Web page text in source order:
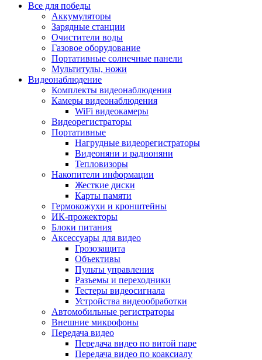
Все для победы
Аккумуляторы
Зарядные станции
Очистители воды
Газовое оборудование
Портативные солнечные панели
Мультитулы, ножи
Видеонаблюдение
Комплекты видеонаблюдения
Камеры видеонаблюдения
WiFi видеокамеры
Видеорегистраторы
Портативные
Нагрудные видеорегистраторы
Видеоняни и радионяни
Тепловизоры
Накопители информации
Жесткие диски
Карты памяти
Гермокожухи и кронштейны
ИК-прожекторы
Блоки питания
Аксессуары для видео
Грозозащита
Объективы
Пульты управления
Разъемы и переходники
Тестеры видеосигнала
Устройства видеообработки
Автомобильные регистраторы
Внешние микрофоны
Передача видео
Передача видео по витой паре
Передача видео по коаксиалу